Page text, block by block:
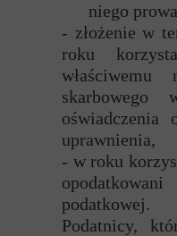
niego
- złożenie w
roku
właściwemu
skarbowego
uprawnienia,
- w roku
podatkowej.
Podatnicy,